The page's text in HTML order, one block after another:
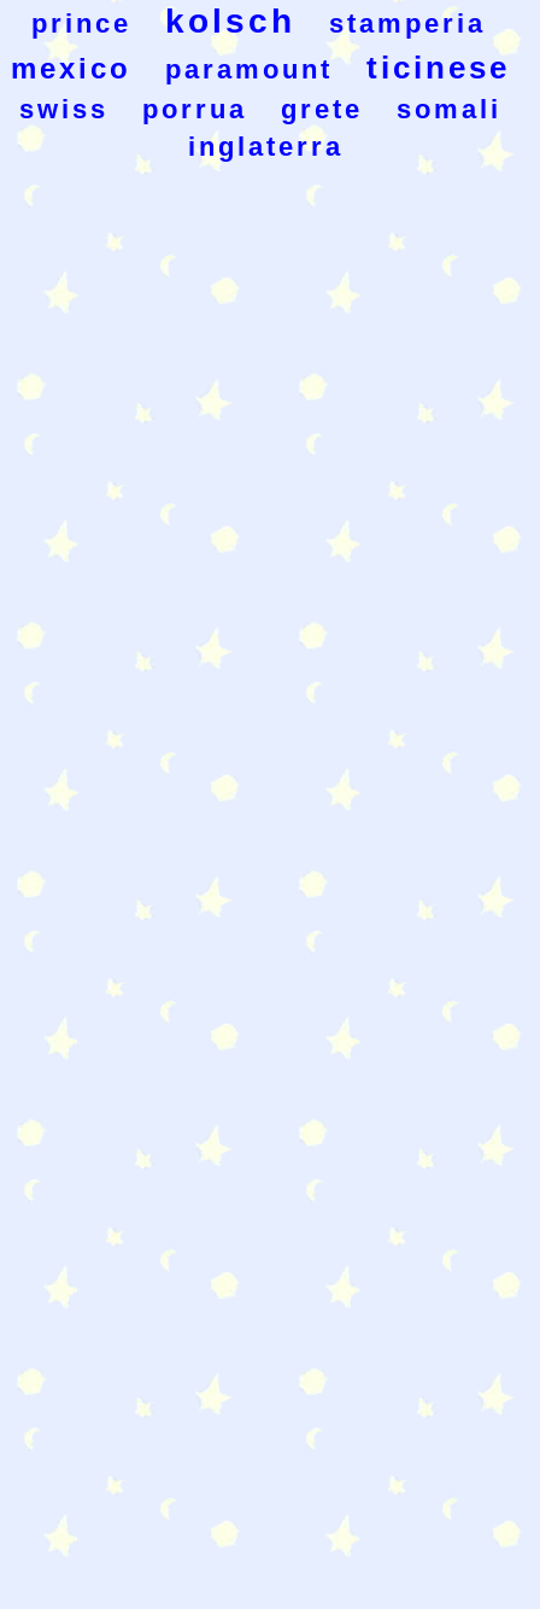
prince
kolsch stamperia
mexico paramount ticinese
swiss porrua grete
somali
inglaterra